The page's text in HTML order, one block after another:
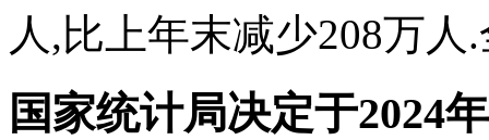
人,比上年末减少208万人
国家统计局决定于2024